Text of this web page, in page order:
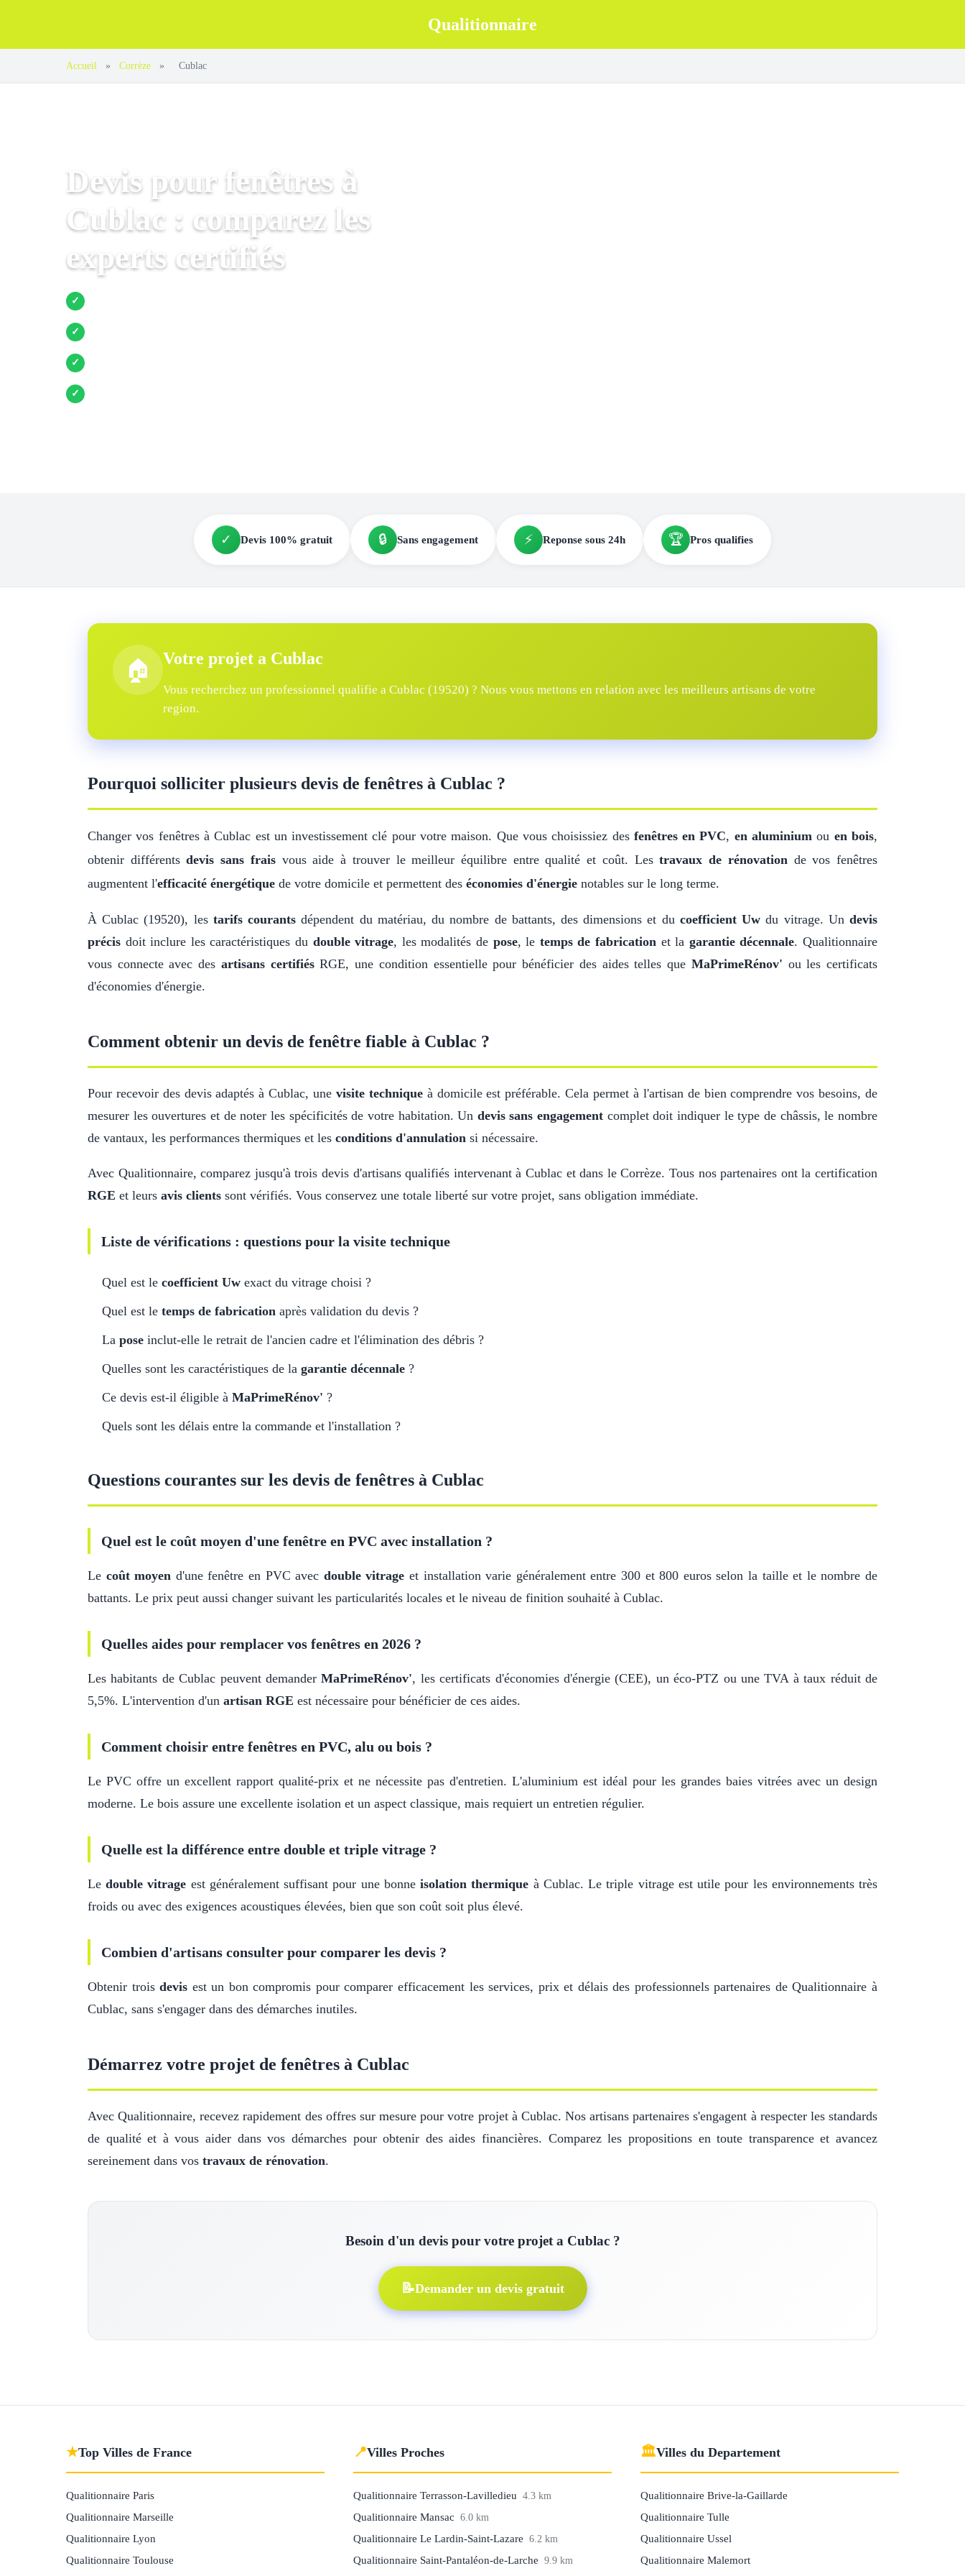
Qualitionnaire
Accueil » Corrèze » Cublac
Devis pour fenêtres à
Cublac : comparez les
experts certifiés
✓
✓
✓
✓
✓ Devis 100% gratuit 🔒 Sans engagement ⚡ Reponse sous 24h 🏆 Pros qualifies
🏠 Votre projet a Cublac
Vous recherchez un professionnel qualifie a Cublac (19520) ? Nous vous mettons en relation avec les meilleurs artisans de votre
region.
Pourquoi solliciter plusieurs devis de fenêtres à Cublac ?
Changer vos fenêtres à Cublac est un investissement clé pour votre maison. Que vous choisissiez des fenêtres en PVC, en aluminium ou en bois,
obtenir différentsdevis sans fraisvous aide à trouver le meilleur équilibre entre qualité et coût. Lestravaux de rénovationde vos fenêtres
augmentent l'efficacité énergétique de votre domicile et permettent des économies d'énergie notables sur le long terme.
À Cublac (19520), les tarifs courants dépendent du matériau, du nombre de battants, des dimensions et du coefficient Uw du vitrage. Undevis
précis doit inclure les caractéristiques du double vitrage, les modalités de pose, le temps de fabrication et la garantie décennale. Qualitionnaire
vous connecte avec des artisans certifiésRGE, une condition essentielle pour bénéficier des aides telles que MaPrimeRénov' ou les certificats
d'économies d'énergie.
Comment obtenir un devis de fenêtre fiable à Cublac ?
Pour recevoir des devis adaptés à Cublac, une visite techniqueà domicile est préférable. Cela permet à l'artisan de bien comprendre vos besoins, de
mesurer les ouvertures et de noter les spécificités de votre habitation. Un devis sans engagement complet doit indiquer le type de châssis, le nombre
de vantaux, les performances thermiques et les conditions d'annulation si nécessaire.
Avec Qualitionnaire, comparez jusqu'à trois devis d'artisans qualifiés intervenant à Cublac et dans le Corrèze. Tous nos partenaires ont la certification
RGE et leurs avis clients sont vérifiés. Vous conservez une totale liberté sur votre projet, sans obligation immédiate.
Liste de vérifications : questions pour la visite technique
Quel est le coefficient Uw exact du vitrage choisi ?
Quel est le temps de fabrication après validation du devis ?
La pose inclut-elle le retrait de l'ancien cadre et l'élimination des débris ?
Quelles sont les caractéristiques de la garantie décennale ?
Ce devis est-il éligible à MaPrimeRénov' ?
Quels sont les délais entre la commande et l'installation ?
Questions courantes sur les devis de fenêtres à Cublac
Quel est le coût moyen d'une fenêtre en PVC avec installation ?
Le coût moyen d'une fenêtre en PVC avec double vitrage et installation varie généralement entre 300 et 800 euros selon la taille et le nombre de
battants. Le prix peut aussi changer suivant les particularités locales et le niveau de finition souhaité à Cublac.
Quelles aides pour remplacer vos fenêtres en 2026 ?
Les habitants de Cublac peuvent demanderMaPrimeRénov', les certificats d'économies d'énergie (CEE), un éco-PTZ ou une TVA à taux réduit de
5,5%. L'intervention d'un artisan RGE est nécessaire pour bénéficier de ces aides.
Comment choisir entre fenêtres en PVC, alu ou bois ?
Le PVC offre un excellent rapport qualité-prix et ne nécessite pas d'entretien. L'aluminium est idéal pour les grandes baies vitrées avec un design
moderne. Le bois assure une excellente isolation et un aspect classique, mais requiert un entretien régulier.
Quelle est la différence entre double et triple vitrage ?
Ledouble vitrage est généralement suffisant pour une bonneisolation thermique à Cublac. Le triple vitrage est utile pour les environnements très
froids ou avec des exigences acoustiques élevées, bien que son coût soit plus élevé.
Combien d'artisans consulter pour comparer les devis ?
Obtenir troisdevis est un bon compromis pour comparer efficacement les services, prix et délais des professionnels partenaires de Qualitionnaire à
Cublac, sans s'engager dans des démarches inutiles.
Démarrez votre projet de fenêtres à Cublac
Avec Qualitionnaire, recevez rapidement des offres sur mesure pour votre projet à Cublac. Nos artisans partenaires s'engagent à respecter les standards
de qualité et à vous aider dans vos démarches pour obtenir des aides financières. Comparez les propositions en toute transparence et avancez
sereinement dans vos travaux de rénovation.
Besoin d'un devis pour votre projet a Cublac ?
📝Demander un devis gratuit
★Top Villes de France
Qualitionnaire Paris
Qualitionnaire Marseille
Qualitionnaire Lyon
Qualitionnaire Toulouse
📍Villes Proches
Qualitionnaire Terrasson-Lavilledieu 4.3 km
Qualitionnaire Mansac 6.0 km
Qualitionnaire Le Lardin-Saint-Lazare 6.2 km
Qualitionnaire Saint-Pantaléon-de-Larche 9.9 km
🏛Villes du Departement
Qualitionnaire Brive-la-Gaillarde
Qualitionnaire Tulle
Qualitionnaire Ussel
Qualitionnaire Malemort